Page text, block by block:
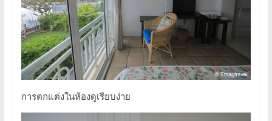
การตกแต่งในห้องดูเรียบง่าย